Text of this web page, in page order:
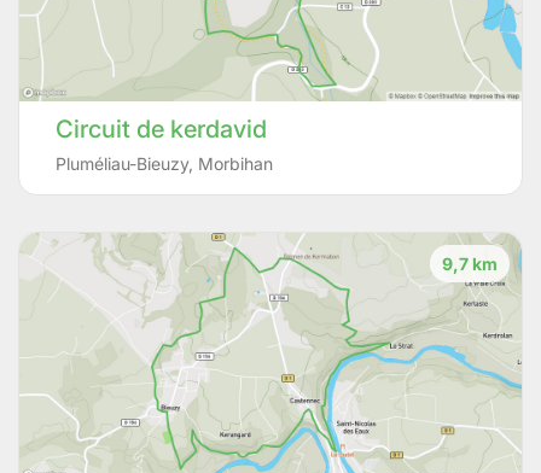
Circuit de kerdavid
Pluméliau-Bieuzy, Morbihan
9,7 km